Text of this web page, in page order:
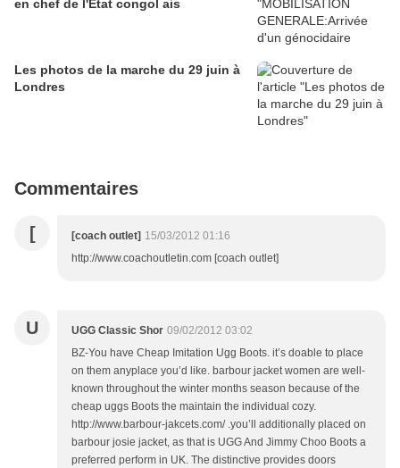
en chef de l'Etat congol ais
Les photos de la marche du 29 juin à
Londres
Commentaires
[ [coach outlet] 15/03/2012 01:16
http://www.coachoutletin.com [coach outlet]
U UGG Classic Shor 09/02/2012 03:02
BZ-You have Cheap Imitation Ugg Boots. it’s doable to place
on them anyplace you’d like. barbour jacket women are well-
known throughout the winter months season because of the
cheap uggs Boots the maintain the individual cozy.
http://www.barbour-jakcets.com/ .you’ll additionally placed on
barbour josie jacket, as that is UGG And Jimmy Choo Boots a
preferred perform in UK. The distinctive provides doors